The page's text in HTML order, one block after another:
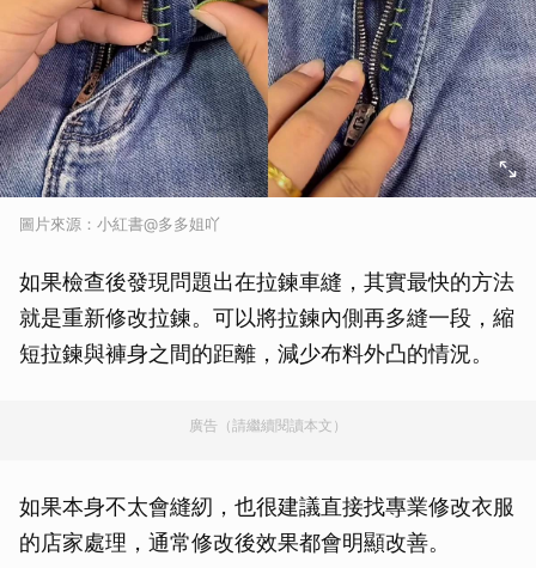
圖片來源：小紅書@多多姐吖
如果檢查後發現問題出在拉鍊車縫，其實最快的方法
就是重新修改拉鍊。可以將拉鍊內側再多縫一段，縮
短拉鍊與褲身之間的距離，減少布料外凸的情況。
廣告（請繼續閱讀本文）
如果本身不太會縫紉，也很建議直接找專業修改衣服
的店家處理，通常修改後效果都會明顯改善。